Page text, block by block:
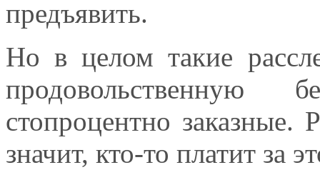
предъявить.
Но в целом такие
продовольственную
стопроцентно заказные.
значит, кто-то платит за